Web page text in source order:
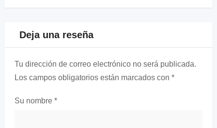
Deja una reseña
Tu dirección de correo electrónico no será publicada.
Los campos obligatorios están marcados con *
Su nombre *